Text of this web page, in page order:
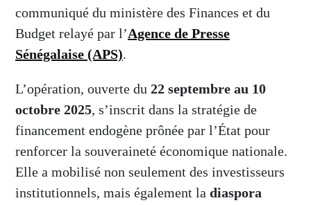
communiqué du ministère des Finances et du
Budget relayé par l’Agence de Presse
Sénégalaise (APS).
L’opération, ouverte du 22 septembre au 10
octobre 2025, s’inscrit dans la stratégie de
financement endogène prônée par l’État pour
renforcer la souveraineté économique nationale.
Elle a mobilisé non seulement des investisseurs
institutionnels, mais également la diaspora